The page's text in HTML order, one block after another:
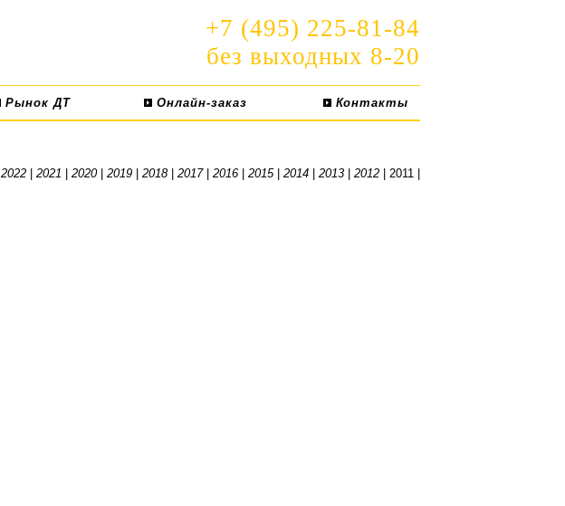
+7 (495) 225-81-84
без выходных 8-20
Рынок ДТ Онлайн-заказ Контакты
2022 2021 2020| 2019 2018| 2017| 2016 2015| 2014 2013 2012 | 2011 |